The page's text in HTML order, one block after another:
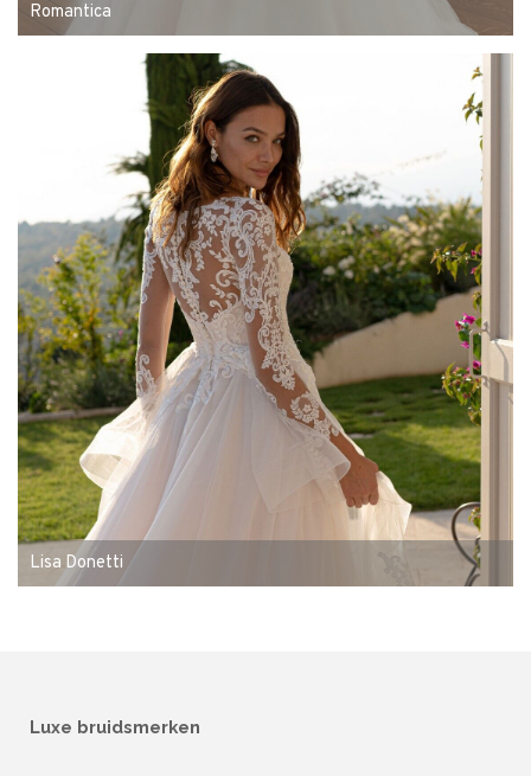
Romantica
Lisa Donetti
Luxe bruidsmerken